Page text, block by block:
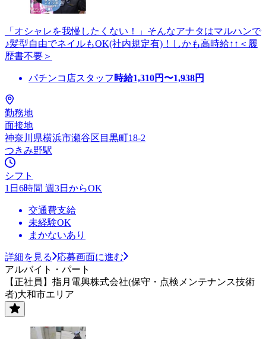
「オシャレを我慢したくない！」そんなアナタはマルハンで
♪髪型自由でネイルもOK(社内規定有)！しかも高時給↑↑＜履
歴書不要＞
パチンコ店スタッフ 時給1,310円〜1,938円
勤務地
面接地
神奈川県横浜市瀬谷区目黒町18-2
つきみ野駅
シフト
1日6時間 週3日からOK
交通費支給
未経験OK
まかないあり
詳細を見る
応募画面に進む
アルバイト・パート
【正社員】指月電興株式会社(保守・点検メンテナンス技術
者)大和市エリア